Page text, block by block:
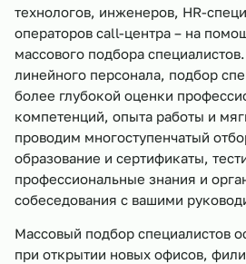
технологов, инженеров, HR-
операторов call-центра – на
массового подбора
линейного персонала, подбор
более глубокой оценки
компетенций, опыта работы и
проводим многоступенчатый
образование и сертификаты,
профессиональные знания и
собеседования с вашими
Массовый подбор специалистов
при открытии новых офисов,